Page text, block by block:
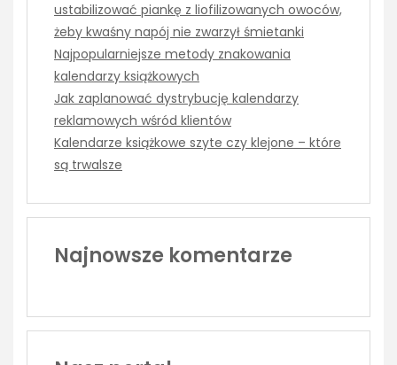
ustabilizować piankę z liofilizowanych owoców,
żeby kwaśny napój nie zwarzył śmietanki
Najpopularniejsze metody znakowania
kalendarzy książkowych
Jak zaplanować dystrybucję kalendarzy
reklamowych wśród klientów
Kalendarze książkowe szyte czy klejone – które
są trwalsze
Najnowsze komentarze